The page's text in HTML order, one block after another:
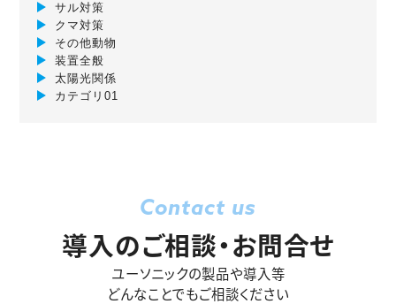
サル対策
クマ対策
その他動物
装置全般
太陽光関係
カテゴリ01
Contact us
導入のご相談・お問合せ
ユーソニックの製品や導入等
どんなことでもご相談ください